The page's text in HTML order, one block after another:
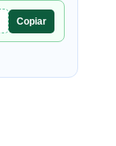
Copiar